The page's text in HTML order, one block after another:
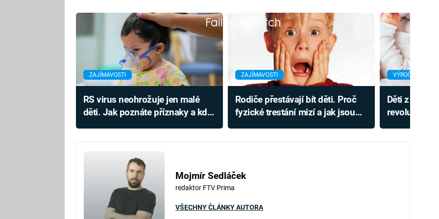
Failed to fetch
ZAJÍMAVOSTI
RS virus neohrožuje jen malé
děti. Jak poznáte příznaky a kdy
ZAJÍMAVOSTI
Rodiče přestávají bít děti. Proč
fyzické trestání mizí a jak jsou
VÝROČÍ
Děti z
revoluci v
Mojmír Sedláček
redaktor FTV Prima
VŠECHNY ČLÁNKY AUTORA